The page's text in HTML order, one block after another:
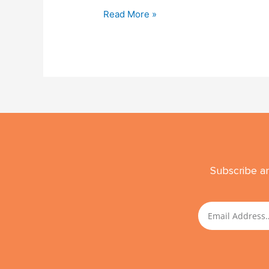
Read More »
Subscribe
Email